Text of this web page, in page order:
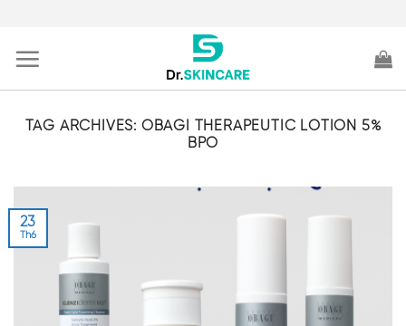
content
TAG ARCHIVES: OBAGI THERAPEUTIC LOTION 5%
BPO
23
Th6